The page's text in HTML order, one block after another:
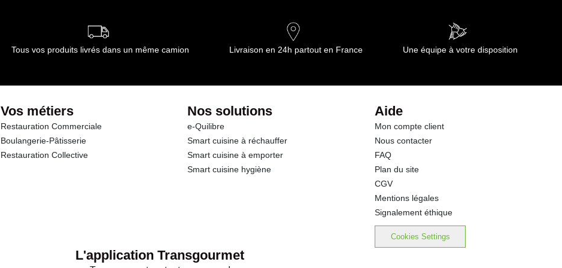
Tous vos produits livrés dans un même camion Livraison en 24h partout en France Une équipe à votre disposition
Vos métiers
Restauration Commerciale
Boulangerie-Pâtisserie
Restauration Collective
Nos solutions
e-Quilibre
Smart cuisine à réchauffer
Smart cuisine à emporter
Smart cuisine hygiène
Aide
Mon compte client
Nous contacter
FAQ
Plan du site
CGV
Mentions légales
Signalement éthique
Cookies Settings
L'application Transgourmet